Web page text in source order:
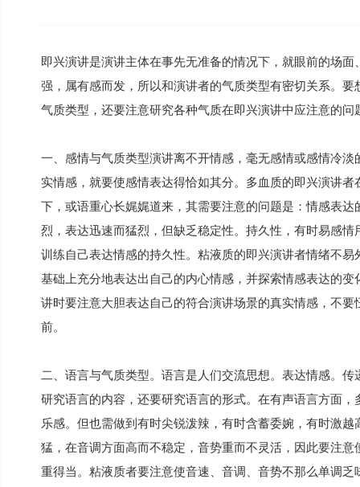
即兴演讲是演讲主体在事先无准备的情况下，就眼前的场
强，属有感而发，所以和演讲者的气质类型有密切关系。
气质类型，还要注意研究各种气质在即兴演讲中应注意的问
一、感情与气质类型演讲离不开情感，毫无感情或感情冷
实情感，就要使感情表达得恰如其分。多血质的即兴演讲
下，或语重心长娓娓道来，其需要注意的问题是：情感表
烈，表达迅速而猛烈，但缺乏稳定性。持久性，有时易感
训练自己表达情感的持久性。粘液质的即兴演讲者情绪不
基础上充分地表达出自己的内心情感，并探索情感表达的
讲时要注意大胆表达自己的符合演讲场景的真实情感，不
前。
二、语言与气质类型。语言是人们交流思想。表达情感。
研究语言的内容，还要研究语言的形式。在有声语言方面
乐感。但也需做到有时尖锐泼辣，有时含蓄委婉，有时激
猛，在音调方面高而不稳定，音势重而不灵活，因此要注
重得当。粘液质者要注意使音速、音调、音势不那么单调